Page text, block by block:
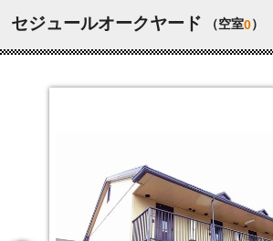
セジュールオークヤード （空室0）